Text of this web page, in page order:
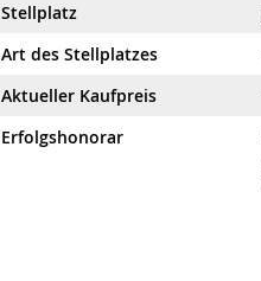
Stellplatz
Art des Stellplatzes
Aktueller Kaufpreis
Erfolgshonorar